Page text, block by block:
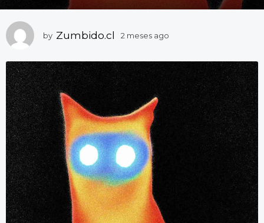
a
g
2
m
e
s
e
s
a
g
o
by Zumbido.cl 2 meses ago